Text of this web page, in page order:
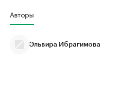
Авторы
Эльвира Ибрагимова